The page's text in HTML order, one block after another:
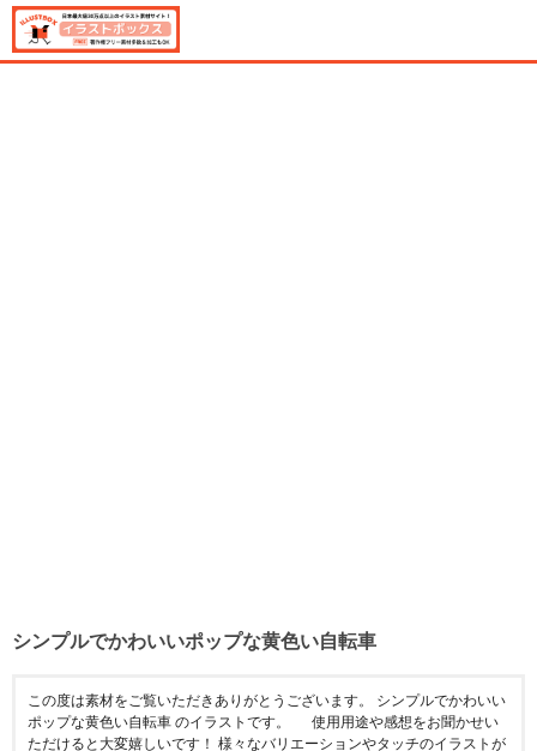
シンプルでかわいいポップな黄色い自転車
この度は素材をご覧いただきありがとうございます。 シンプルでかわいい
ポップな黄色い自転車 のイラストです。 使用用途や感想をお聞かせい
ただけると大変嬉しいです！ 様々なバリエーションやタッチのイラストが